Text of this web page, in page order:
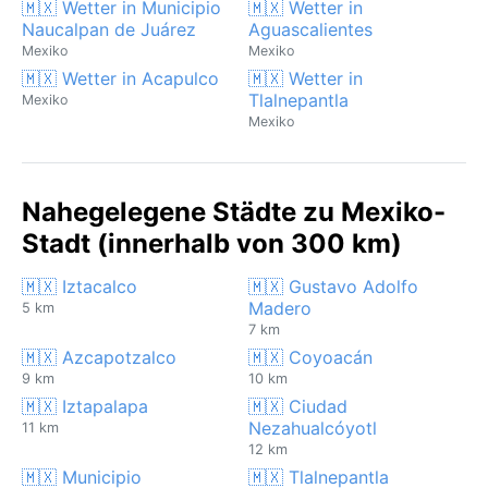
🇲🇽 Wetter in Municipio
Naucalpan de Juárez
Mexiko
🇲🇽 Wetter in
Aguascalientes
Mexiko
🇲🇽 Wetter in Acapulco
Mexiko
🇲🇽 Wetter in
Tlalnepantla
Mexiko
Nahegelegene Städte zu Mexiko-
Stadt (innerhalb von 300 km)
🇲🇽 Iztacalco
5 km
🇲🇽 Gustavo Adolfo
Madero
7 km
🇲🇽 Azcapotzalco
9 km
🇲🇽 Coyoacán
10 km
🇲🇽 Iztapalapa
11 km
🇲🇽 Ciudad
Nezahualcóyotl
12 km
🇲🇽 Municipio
🇲🇽 Tlalnepantla